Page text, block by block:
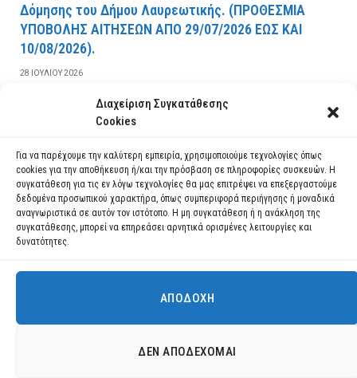
Διαχείριση Συγκατάθεσης
Cookies
Για να παρέχουμε την καλύτερη εμπειρία, χρησιμοποιούμε τεχνολογίες όπως
cookies για την αποθήκευση ή/και την πρόσβαση σε πληροφορίες συσκευών. Η
συγκατάθεση για τις εν λόγω τεχνολογίες θα μας επιτρέψει να επεξεργαστούμε
δεδομένα προσωπικού χαρακτήρα, όπως συμπεριφορά περιήγησης ή μοναδικά
αναγνωριστικά σε αυτόν τον ιστότοπο. Η μη συγκατάθεση ή η ανάκληση της
συγκατάθεσης, μπορεί να επηρεάσει αρνητικά ορισμένες λειτουργίες και
δυνατότητες.
ΑΠΟΔΟΧΉ
ΔΕΝ ΑΠΟΔΈΧΟΜΑΙ
Δόμησης του Δήμου Λαυρεωτικής. (ΠPOΘEΣMIA
YΠOBOΛHΣ AITHΣEΩN AΠO 29/07/2026 EΩΣ KAI
10/08/2026).
28 ΙΟΥΛΊΟΥ 2026
ΔΙΑΒΆΣΤΕ ΠΕΡΙΣΣΌΤΕΡΑ
Χρησιμοποιούμε cookies για να σας προσφέρουμε τη βέλτιστη εμπειρία
πλοήγησης στον ιστότοπό μας.
ρυθμίσεις